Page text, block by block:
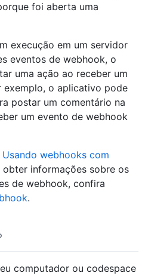
foi aberta uma
execução em um servidor
eventos de webhook, o
uma ação ao receber um
exemplo, o aplicativo pode
postar um comentário na
um evento de webhook
Usando webhooks com
obter informações sobre os
de webhook, confira
.
computador ou codespace